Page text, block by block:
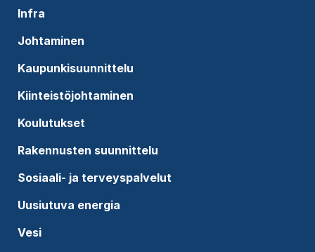
Infra
Johtaminen
Kaupunkisuunnittelu
Kiinteistöjohtaminen
Koulutukset
Rakennusten suunnittelu
Sosiaali- ja terveyspalvelut
Uusiutuva energia
Vesi